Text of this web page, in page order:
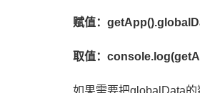
赋值：
取值：
如果需要把globalData